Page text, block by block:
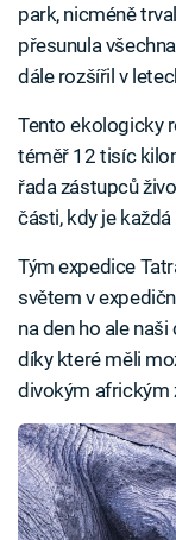
park, nicméně
přesunula
dále rozšířil v
Tento ekologicky
téměř 12 tisíc
řada zástupců
části, kdy je
Tým expedice
světem v
na den ho ale
díky které měli
divokým africkým